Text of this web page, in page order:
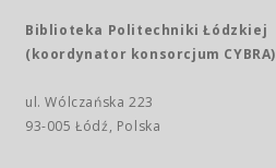
Biblioteka Politechniki Łódzkiej
(koordynator konsorcjum CYBRA)
ul. Wólczańska 223
93-005 Łódź, Polska